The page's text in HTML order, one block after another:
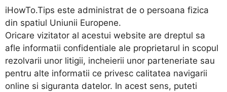
iHowTo.Tips este administrat de o persoana fizica
din spatiul Uniunii Europene.
Oricare vizitator al acestui website are dreptul sa
afle informatii confidentiale ale proprietarul in scopul
rezolvarii unor litigii, incheierii unor parteneriate sau
pentru alte informatii ce privesc calitatea navigarii
online si siguranta datelor. In acest sens, puteti